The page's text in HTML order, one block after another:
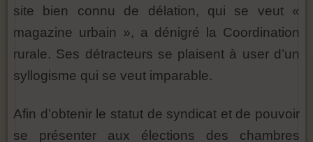
site bien connu de délation, qui se veut «
magazine urbain », a dénigré la Coordination
rurale. Ses détracteurs se plaisent à user d’un
syllogisme qui se veut imparable.
Afin d’obtenir le statut de syndicat et de pouvoir
se présenter aux élections des chambres